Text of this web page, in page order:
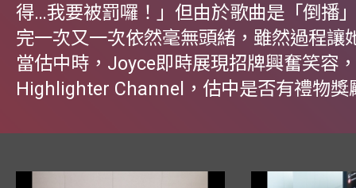
得…我要被罰囉！」但由於歌曲是「倒播
完一次又一次依然毫無頭緒，雖然過程讓
當估中時，Joyce即時展現招牌興奮笑容
Highlighter Channel，估中是否有禮物獎